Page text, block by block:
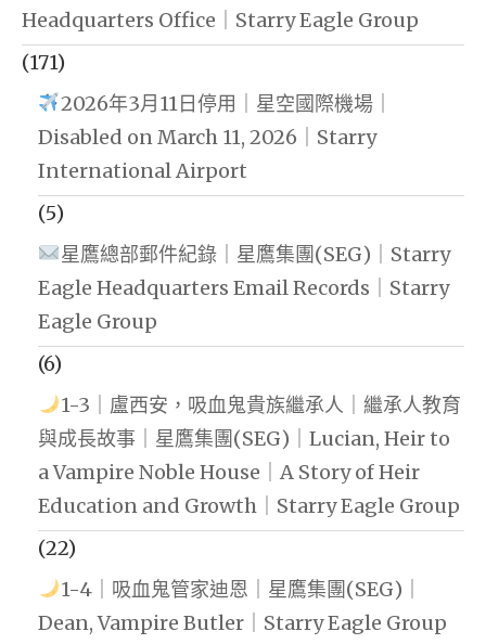
Headquarters Office｜Starry Eagle Group
(171)
2026年3月11日停用｜星空國際機場｜
Disabled on March 11, 2026｜Starry
International Airport
(5)
星鷹總部郵件紀錄｜星鷹集團(SEG)｜Starry
Eagle Headquarters Email Records｜Starry
Eagle Group
(6)
1-3｜盧西安，吸血鬼貴族繼承人｜繼承人教育
與成長故事｜星鷹集團(SEG)｜Lucian, Heir to
a Vampire Noble House｜A Story of Heir
Education and Growth｜Starry Eagle Group
(22)
1-4｜吸血鬼管家迪恩｜星鷹集團(SEG)｜
Dean, Vampire Butler｜Starry Eagle Group